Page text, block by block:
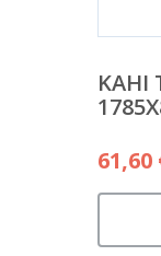
KAHI
61,60